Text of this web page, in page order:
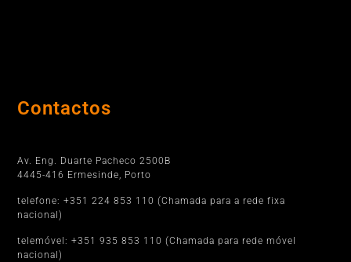
Contactos
Av. Eng. Duarte Pacheco 2500B
4445-416 Ermesinde, Porto
telefone: +351 224 853 110 (Chamada para a rede fixa
nacional)
telemóvel: +351 935 853 110 (Chamada para rede móvel
nacional)